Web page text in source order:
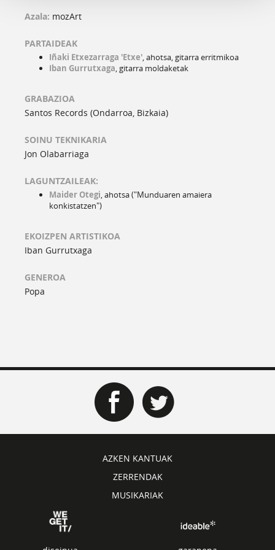
Azala: mozArt
PARTAIDEAK
Iñaki Etxezarraga 'Etxe', ahotsa, gitarra erritmikoa
Iban Gurrutxaga, gitarra moldaketak
GRABAZIOA
Santos Records (Ondarroa, Bizkaia)
SOINU TEKNIKARIA
Jon Olabarriaga
LAGUNTZAILEAK:
Maider Otegi, ahotsa ("Munduaren amaiera
konkistatzen")
EKOIZPEN ARTISTIKOA
Iban Gurrutxaga
GENEROA
Popa
AZKEN KANTUAK
ZERRENDAK
MUSIKARIAK